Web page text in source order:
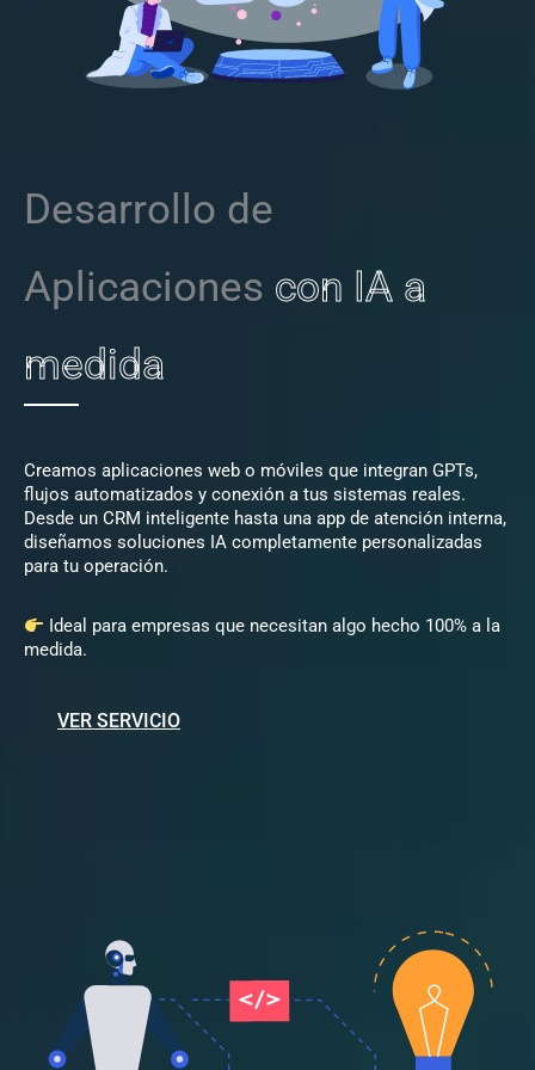
Desarrollo de
Aplicaciones con IA a
medida
Creamos aplicaciones web o móviles que integran GPTs,
flujos automatizados y conexión a tus sistemas reales.
Desde un CRM inteligente hasta una app de atención interna,
diseñamos soluciones IA completamente personalizadas
para tu operación.
Ideal para empresas que necesitan algo hecho 100% a la
medida.
VER SERVICIO